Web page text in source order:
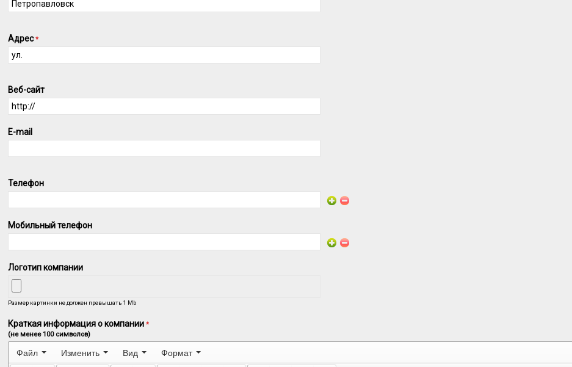
Адрес*
Веб-сайт
E-mail
Телефон
Мобильный телефон
Логотип компании
Размер картинки не должен превышать 1 Mb
Краткая информация о компании*
(не менее 100 символов)
Файл Изменить Вид
Формат